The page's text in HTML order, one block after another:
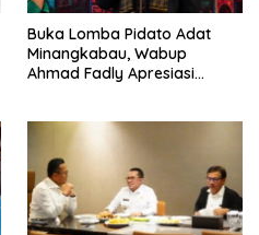
Buka Lomba Pidato Adat
Minangkabau, Wabup
Ahmad Fadly Apresiasi